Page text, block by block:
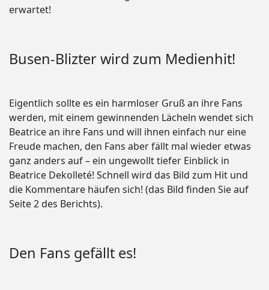
erwartet!
Busen-Blizter wird zum Medienhit!
Eigentlich sollte es ein harmloser Gruß an ihre Fans
werden, mit einem gewinnenden Lächeln wendet sich
Beatrice an ihre Fans und will ihnen einfach nur eine
Freude machen, den Fans aber fällt mal wieder etwas
ganz anders auf – ein ungewollt tiefer Einblick in
Beatrice Dekolleté! Schnell wird das Bild zum Hit und
die Kommentare häufen sich! (das Bild finden Sie auf
Seite 2 des Berichts).
Den Fans gefällt es!